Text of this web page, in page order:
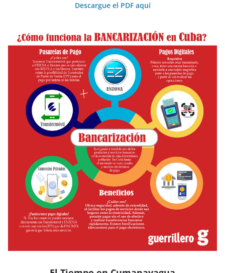
Descargue el PDF aquí